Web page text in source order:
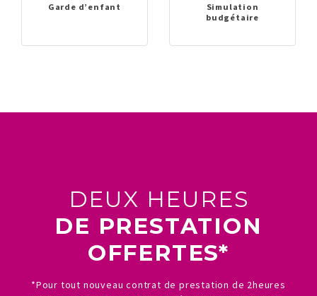
Garde d’enfant
Simulation
budgétaire
DEUX HEURES
DE PRESTATION
OFFERTES*
*Pour tout nouveau contrat de prestation de 2heures